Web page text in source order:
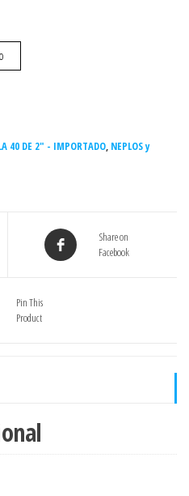
40 DE 2" - IMPORTADO, NEPLOS y
Share on
Facebook
Pin This
Product